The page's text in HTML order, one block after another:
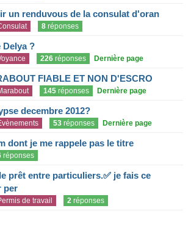
un renduvous de la consulat d'oran
8 réponses
Delya ?
226 réponses Dernière page
FIABLE ET NON D'ESCRO
145 réponses Dernière page
decembre 2012?
53 réponses Dernière page
dont je me rappele pas le titre
réponses
prêt entre particuliers.✅ je fais ce
per
de travail 2 réponses